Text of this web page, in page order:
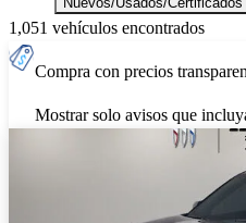
1,051 vehículos encontrados
Compra con precios
Mostrar solo avisos que